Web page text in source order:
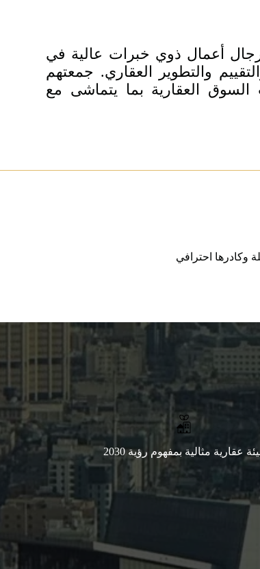
أعمال ذوي خبرات عالية في
والتطوير العقاري. جمعتهم
السوق العقارية بما يتماشى مع
وكادرها احترافي
عقارية مثالية بمفهوم رؤية 2030